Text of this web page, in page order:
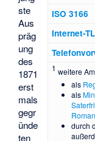
ISO 3166
Internet-
1 weitere
als
als
durch
ste
Aus
präg
ung
des
1871
erst
mals
gegr
ünde
ten